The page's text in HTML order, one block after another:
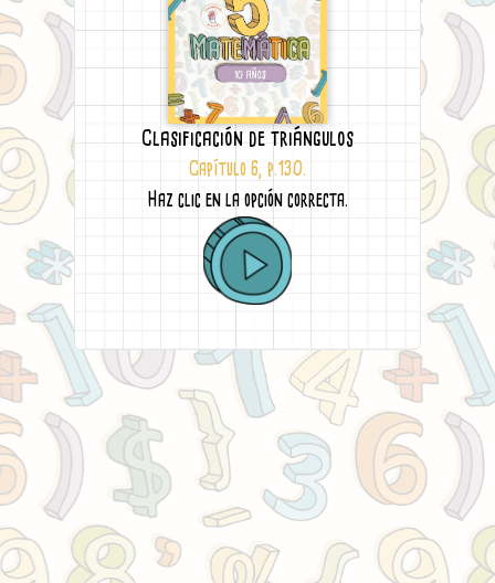
Clasificación de triángulos
Capítulo 6, p.130.
Haz clic en la opción correcta.